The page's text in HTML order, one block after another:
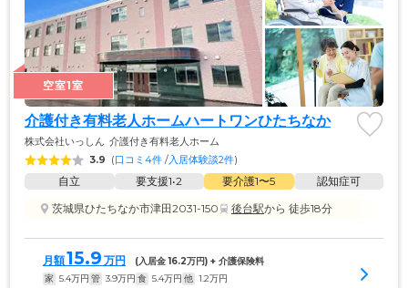
空室1室
介護付き有料老人ホームハートワンひたちなか
株式会社いっしん 介護付き有料老人ホーム
3.9 (口コミ4件 /入居体験談2件)
自立 要支援1•2 要介護1〜5
認知症可
茨城県ひたちなか市津田2031-150
後台駅から 徒歩18分
月額15.9 万円 (入居金 16.2万円) + 介護保険料
家 5.4万円 管 3.9万円 食 5.4万円 他 1.2万円